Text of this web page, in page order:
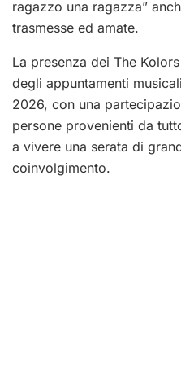
ragazzo una ragazza”
trasmesse ed amate.
La presenza dei The
degli appuntamenti
2026, con una
persone provenienti da
a vivere una serata di
coinvolgimento.